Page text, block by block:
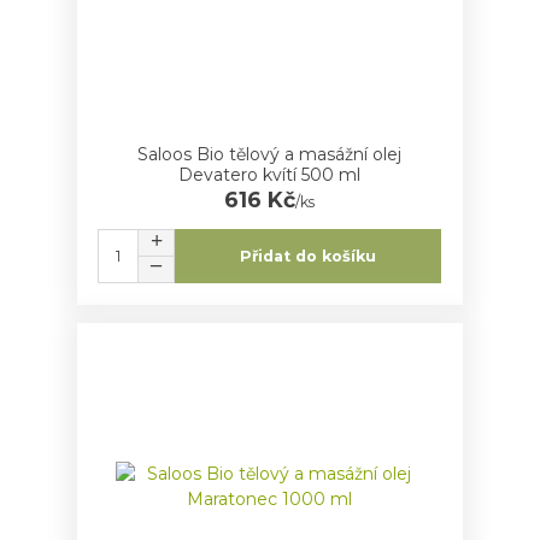
Saloos Bio tělový a masážní olej
Devatero kvítí 500 ml
616 Kč/ks
Přidat do košíku